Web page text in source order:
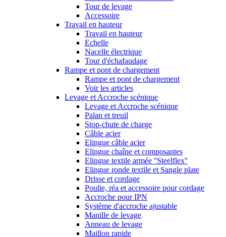
Tour de levage
Accessoire
Travail en hauteur
Travail en hauteur
Echelle
Nacelle électrique
Tour d'échafaudage
Rampe et pont de chargement
Rampe et pont de chargement
Voir les articles
Levage et Accroche scénique
Levage et Accroche scénique
Palan et treuil
Stop-chute de charge
Câble acier
Elingue câble acier
Elingue chaîne et composantes
Elingue textile armée ''Steelflex''
Elingue ronde textile et Sangle plate
Drisse et cordage
Poulie, réa et accessoire pour cordage
Accroche pour IPN
Système d'accroche ajustable
Manille de levage
Anneau de levage
Maillon rapide